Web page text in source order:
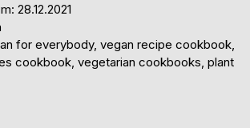
28.12.2021
for everybody, vegan recipe cookbook,
cookbook, vegetarian cookbooks, plant